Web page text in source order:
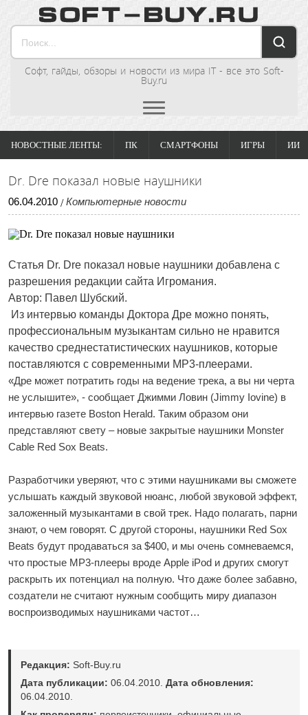
Софт, гайды, обзоры и новости из мира IT - все это Soft-
Buy.ru
НОВОСТНЫЕ ЛЕНТЫ: ПК СМАРТФОНЫ ИГРЫ ИИ
Dr. Dre показал новые наушники
06.04.2010 / Компьютерные новости
Статья Dr. Dre показал новые наушники добавлена с
разрешения редакции сайта Игромания.
Автор: Павел Шубский.
Из интервью команды Доктора Дре можно понять,
профессиональным музыкантам сильно не нравится
качество среднестатистических наушников, которые
поставляются с современными МР3-плеерами.
«Дре может потратить годы на ведение трека, а вы ни черта
не услышите», - сообщает Джимми Ловин (Jimmy Iovine) в
интервью газете Boston Herald. Таким образом они
представляют свету – новые закрытые наушники Monster
Cable Red Sox Beats.
Разработчики уверяют, что с этими наушниками вы сможете
услышать каждый звуковой нюанс, любой звуковой эффект,
заложенный музыкантами в свой трек. Надо полагать, парни
знают, о чем говорят. С другой стороны, наушники Red Sox
Beats будут продаваться за $400, и мы очень сомневаемся,
что простые МР3-плееры вроде Apple iPod и других смогут
раскрыть их потенциал на полную. Что даже более забавно,
создатели не считают нужным сообщить миру диапазон
воспроизводимых наушниками частот…
Редакция: Soft-Buy.ru
Дата публикации: 06.04.2010. Дата обновления:
06.04.2010.